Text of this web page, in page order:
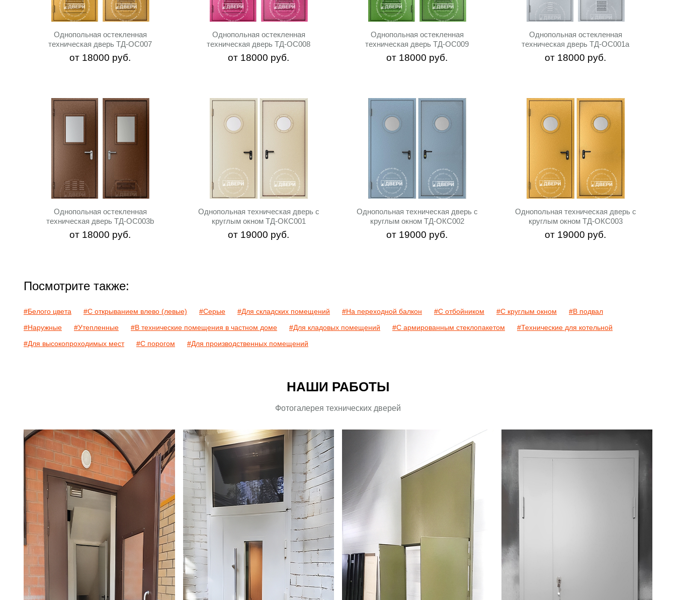
Однопольная остекленная
техническая дверь ТД-ОС007
от 18000 руб.
Однопольная остекленная
техническая дверь ТД-ОС008
от 18000 руб.
Однопольная остекленная
техническая дверь ТД-ОС009
от 18000 руб.
Однопольная остекленная
техническая дверь ТД-ОС001a
от 18000 руб.
Однопольная остекленная
техническая дверь ТД-ОС003b
от 18000 руб.
Однопольная техническая дверь с
круглым окном ТД-ОКС001
от 19000 руб.
Однопольная техническая дверь с
круглым окном ТД-ОКС002
от 19000 руб.
Однопольная техническая дверь с
круглым окном ТД-ОКС003
от 19000 руб.
Посмотрите также:
#Белого цвета #С открыванием влево (левые) #Серые #Для складских помещений #На переходной балкон #С отбойником #С круглым окном
#В подвал
#Наружные
#Утепленные #В технические помещения в частном доме #Для кладовых помещений #С армированным стеклопакетом
#Технические для котельной
#Для высокопроходимых мест
#С порогом #Для производственных помещений
НАШИ РАБОТЫ
Фотогалерея технических дверей